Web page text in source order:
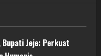
Bupati Jeje: Perkuat